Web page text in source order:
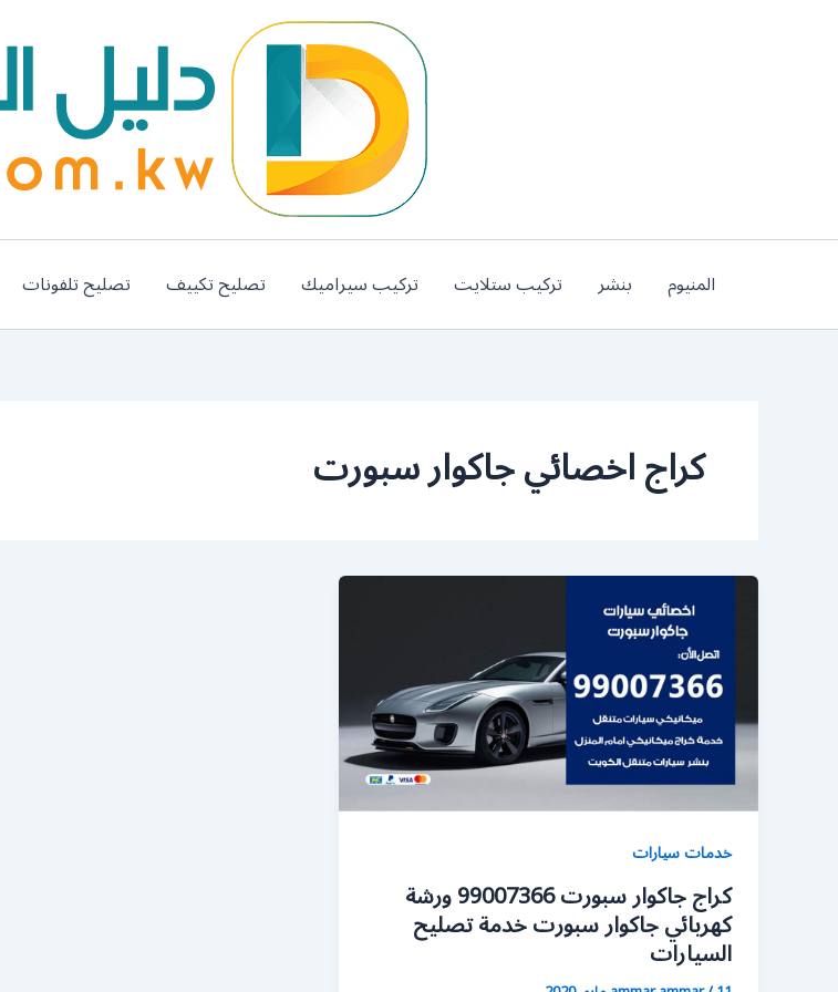
المنيوم بنشر تركيب ستلايت تركيب سيراميك تصليح تكييف تصليح تلفونات
كراج اخصائي جاكوار سبورت
خدمات سيارات
كراج جاكوار سبورت 99007366 ورشة
كهربائي جاكوار سبورت خدمة تصليح
السيارات